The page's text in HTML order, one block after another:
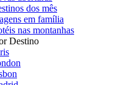
dos mês
em família
nas montanhas
Destino